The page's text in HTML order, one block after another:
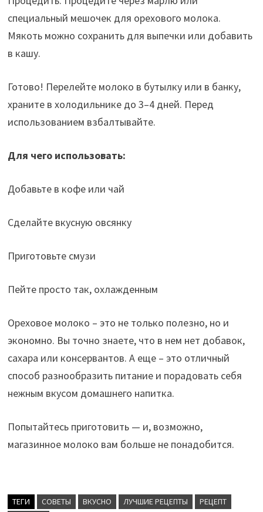
специальный мешочек для орехового молока.
Мякоть можно сохранить для выпечки или добавить
в кашу.
Готово! Перелейте молоко в бутылку или в банку,
храните в холодильнике до 3–4 дней. Перед
использованием взбалтывайте.
Для чего использовать:
Добавьте в кофе или чай
Сделайте вкусную овсянку
Приготовьте смузи
Пейте просто так, охлажденным
Ореховое молоко – это не только полезно, но и
экономно. Вы точно знаете, что в нем нет добавок,
сахара или консервантов. А еще – это отличный
способ разнообразить питание и порадовать себя
нежным вкусом домашнего напитка.
Попытайтесь приготовить — и, возможно,
магазинное молоко вам больше не понадобится.
ТЕГИ CОВЕТЫ ВКУСНО ЛУЧШИЕ РЕЦЕПТЫ
РЕЦЕПТ